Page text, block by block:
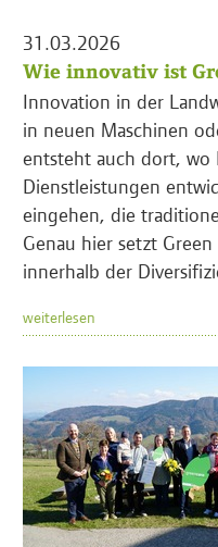
31.03.2026
Wie innovativ ist
Innovation in der
in neuen Maschinen
entsteht auch dort, wo
Dienstleistungen
eingehen, die
Genau hier setzt
innerhalb der
weiterlesen